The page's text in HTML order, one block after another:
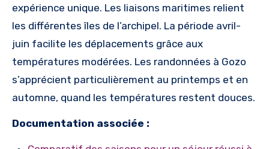
expérience unique. Les liaisons maritimes relient
les différentes îles de l’archipel. La période avril-
juin facilite les déplacements grâce aux
températures modérées. Les randonnées à Gozo
s’apprécient particulièrement au printemps et en
automne, quand les températures restent douces.
Documentation associée :